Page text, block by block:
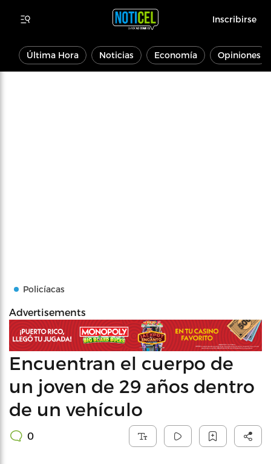
Inscribirse
Última Hora Noticias Economía Opiniones
Policíacas
Advertisements
Encuentran el cuerpo de
un joven de 29 años dentro
de un vehículo
0